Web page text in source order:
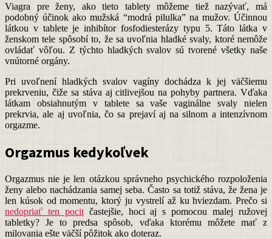
Viagra pre ženy, ako tieto tablety môžeme tiež nazývať, má
podobný účinok ako mužská “modrá pilulka” na mužov. Účinnou
látkou v tablete je inhibítor fosfodiesterázy typu 5. Táto látka v
ženskom tele spôsobí to, že sa uvoľnia hladké svaly, ktoré nemôže
ovládať vôľou. Z týchto hladkých svalov sú tvorené všetky naše
vnútorné orgány.
Pri uvoľnení hladkých svalov vagíny dochádza k jej väčšiemu
prekrveniu, čiže sa stáva aj citlivejšou na pohyby partnera. Vďaka
látkam obsiahnutým v tablete sa vaše vaginálne svaly nielen
prekrvia, ale aj uvoľnia, čo sa prejaví aj na silnom a intenzívnom
orgazme.
Orgazmus kedykoľvek
Orgazmus nie je len otázkou správneho psychického rozpoloženia
ženy alebo nachádzania samej seba. Často sa totiž stáva, že žena je
len kúsok od momentu, ktorý ju vystrelí až ku hviezdam. Prečo si
nedopriať ten pocitčastejšie, hoci aj s pomocou malej ružovej
tabletky? Je to predsa spôsob, vďaka ktorému môžete mať z
milovania ešte väčší pôžitok ako doteraz.